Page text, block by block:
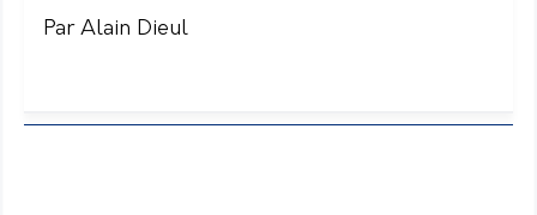
Par Alain Dieul